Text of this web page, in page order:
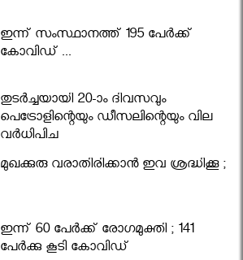
ഇന്ന് സംസ്ഥാനത്ത് 195 പേര്‍ക്ക്
കോവിഡ് ...
തുടർച്ചയായി 20-ാം ദിവസവും
പെട്രോളിന്റെയും ഡീസലിന്റെയും വില
വര്‍ധിപ്പിച്ചു
മുഖക്കുരു വരാതിരിക്കാന്‍ ഇവ ശ്രദ്ധിക്കൂ ;
ഇന്ന് 60 പേർക്ക് രോഗമുക്തി ; 141
പേര്‍ക്കു കൂടി കോവിഡ്